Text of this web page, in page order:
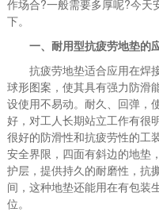
作场合?一般需要多厚呢?今天
下。
一、耐用型抗疲劳地垫的
抗疲劳地垫适合应用在焊
球形图案，使其具有强力防滑
设使用不易动。耐久、回弹，
好，对工人长期站立工作有很
很好的防滑性和抗疲劳性的工
安全界限，四面有斜边的地垫
护层，提供持久的耐磨性，抗
间，这种地垫还能用在有包装
位。